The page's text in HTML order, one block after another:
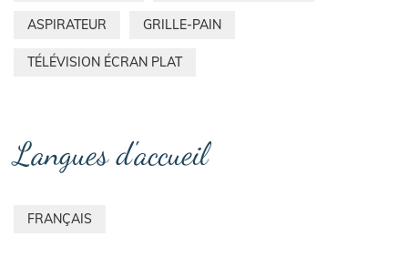
ASPIRATEUR GRILLE-PAIN
TÉLÉVISION ÉCRAN PLAT
Langues d'accueil
FRANÇAIS